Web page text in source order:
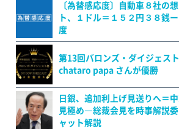
〔為替感応度〕自動車８社の
ト、１ドル＝１５２円３８銭
度
第13回バロンズ・ダイジェスト
chataro papa さんが優勝
日銀、追加利上げ見送りへ＝
見極め―総裁会見を時事解説
ャット解説